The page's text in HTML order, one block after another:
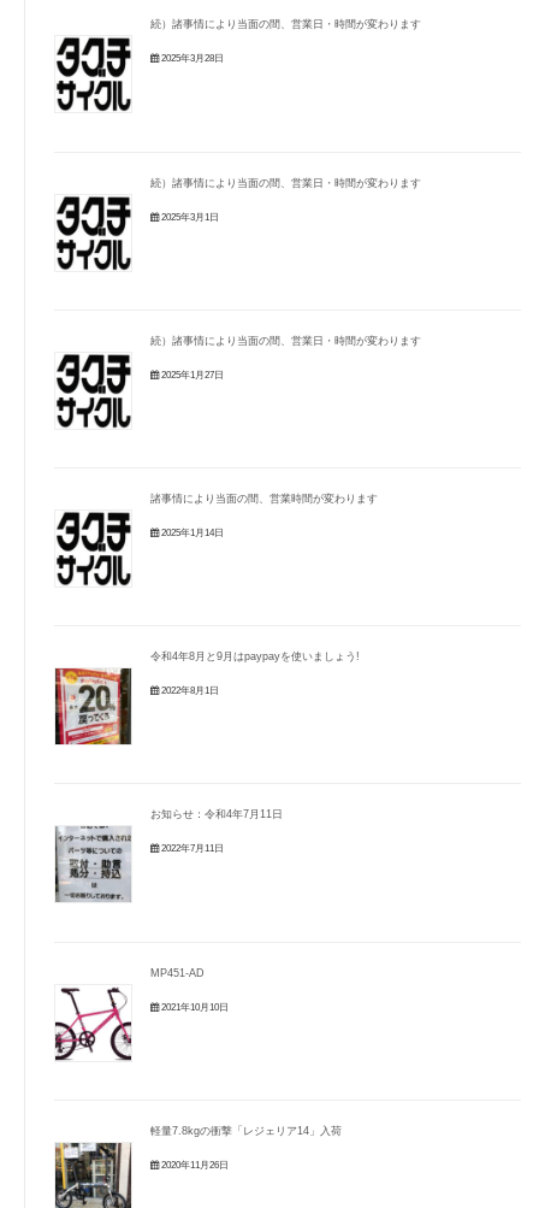
続）諸事情により当面の間、営業日・時間が変わります
2025年3月28日
続）諸事情により当面の間、営業日・時間が変わります
2025年3月1日
続）諸事情により当面の間、営業日・時間が変わります
2025年1月27日
諸事情により当面の間、営業時間が変わります
2025年1月14日
令和4年8月と9月はpaypayを使いましょう!
2022年8月1日
お知らせ：令和4年7月11日
2022年7月11日
MP451-AD
2021年10月10日
軽量7.8kgの衝撃「レジェリア14」入荷
2020年11月26日